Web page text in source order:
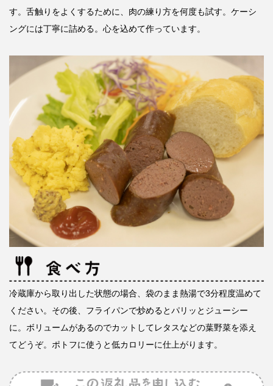
す。舌触りをよくするために、肉の練り方を何度も試す。ケーシ
ングには丁寧に詰める。心を込めて作っています。
冷蔵庫から取り出した状態の場合、袋のまま熱湯で3分程度温めて
ください。その後、フライパンで炒めるとパリッとジューシー
に。ボリュームがあるのでカットしてレタスなどの葉野菜を添え
てどうぞ。ポトフに使うと低カロリーに仕上がります。